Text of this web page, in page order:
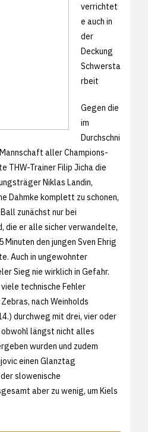
verrichtet
e auch in
der
Deckung
Schwersta
rbeit
Gegen die
im
Durchschni
aller Champions-
THW-Trainer Filip Jicha die
Niklas Landin,
Dahmke komplett zu schonen,
zunächst nur bei
die er alle sicher verwandelte,
den jungen Sven Ehrig
Auch in ungewohnter
Sieg nie wirklich in Gefahr.
technische Fehler
nach Weinholds
durchweg mit drei, vier oder
längst nicht alles
wurden und zudem
einen Glanztag
slowenische
aber zu wenig, um Kiels